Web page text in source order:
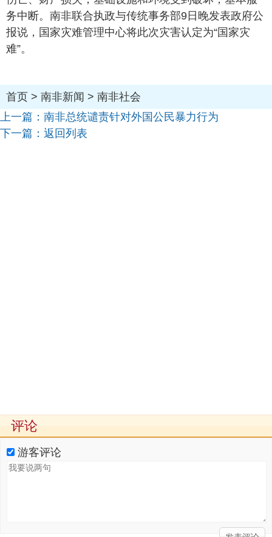
务中断。南非联合执政与传统事务部9日晚发表政府公
报说，国家灾难管理中心将此次灾害认定为“国家灾
难”。
首页 > 南非新闻 > 南非社会
上一篇： 南非总统谴责针对外国公民暴力行为
下一篇： 返回列表
评论
游客评论